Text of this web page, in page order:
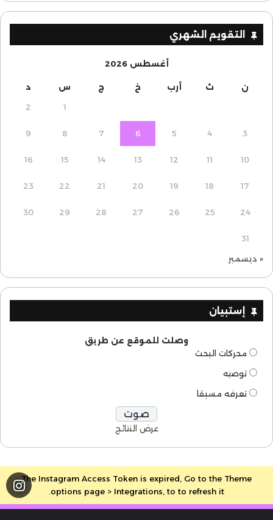
التقويم الشهري
أغسطس 2026
ن ث أرب خ ج س د
1
2
3
4
5
6
7
8
9
10
11
12
13
14
15
16
17
18
19
20
21
22
23
24
25
26
27
28
29
30
31
« ديسمبر
إستبيان
وصلت للموقع عن طريق
محركات البحث
توصيه
تعرفه مسبقا
عرض النتائج
The Instagram Access Token is expired, Go to the Theme
options page > Integrations, to to refresh it.